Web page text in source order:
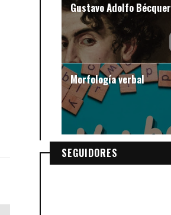
Gustavo Adolfo Bécquer
Morfología verbal
SEGUIDORES